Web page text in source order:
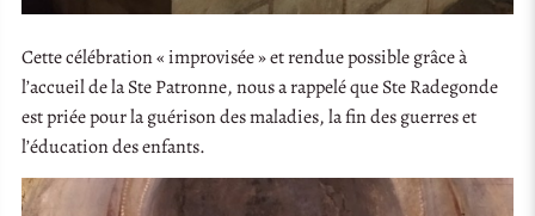
Cette célébration « improvisée » et rendue possible grâce à
l’accueil de la Ste Patronne, nous a rappelé que Ste Radegonde
est priée pour la guérison des maladies, la fin des guerres et
l’éducation des enfants.